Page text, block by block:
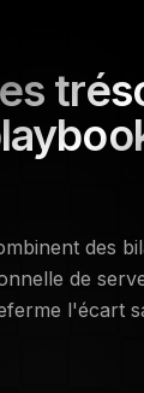
des
de
l'écart